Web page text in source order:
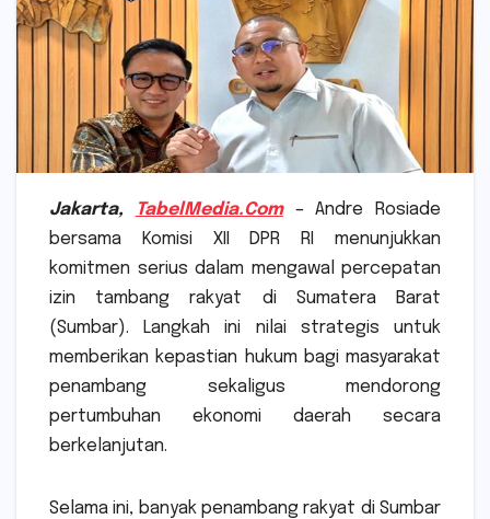
Jakarta, TabelMedia.Com– Andre Rosiade
bersama Komisi XII DPR RI menunjukkan
komitmen serius dalam mengawal percepatan
izin tambang rakyat di Sumatera Barat
(Sumbar). Langkah ini nilai strategis untuk
memberikan kepastian hukum bagi masyarakat
penambang sekaligus mendorong
pertumbuhan ekonomi daerah secara
berkelanjutan.
Selama ini, banyak penambang rakyat di Sumbar